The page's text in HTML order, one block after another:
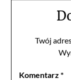
Twój
Komentarz*